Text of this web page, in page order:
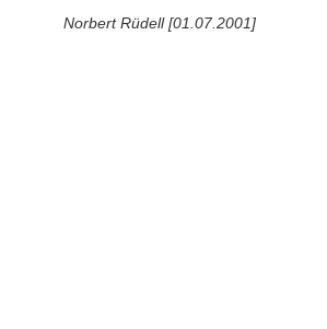
Norbert Rüdell [01.07.2001]